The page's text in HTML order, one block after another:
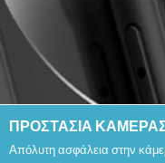
ΠΡΟΣΤΑΣΙΑ
Απόλυτη ασφάλεια στην